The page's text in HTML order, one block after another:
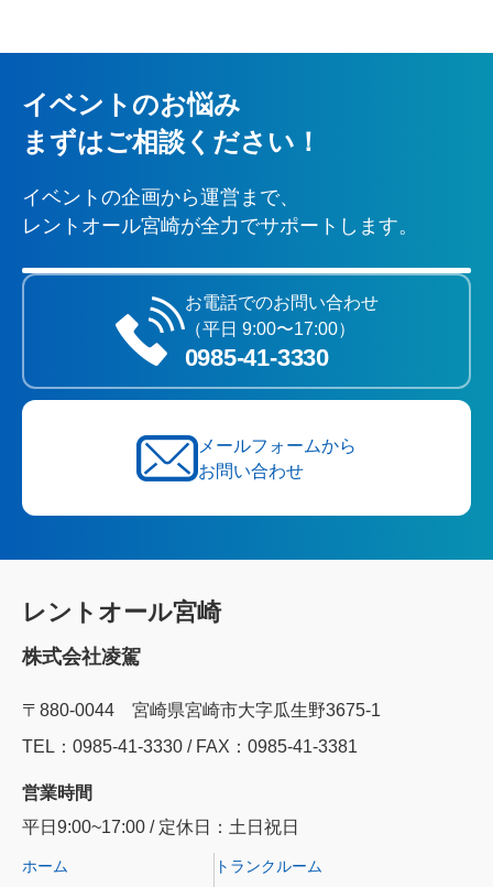
イベントのお悩み
まずはご相談ください！
イベントの企画から運営まで、
レントオール宮崎が全力でサポートします。
お電話でのお問い合わせ
（平日 9:00〜17:00）
0985‐41‐3330
メールフォームから
お問い合わせ
レントオール宮崎
株式会社凌駕
〒880-0044 宮崎県宮崎市大字瓜生野3675-1
TEL：0985‐41‐3330 / FAX：0985-41-3381
営業時間
平日9:00~17:00 / 定休日：土日祝日
ホーム トランクルーム